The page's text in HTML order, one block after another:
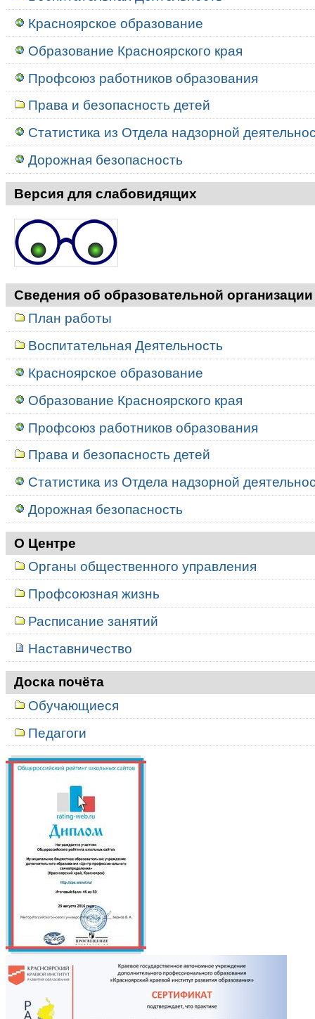
Красноярское образование
Образование Красноярского края
Профсоюз работников образования
Права и безопасность детей
Статистика из Отдела надзорной
Дорожная безопасность
Версия для слабовидящих
Сведения об образовательной организации
План работы
Воспитательная Деятельность
Красноярское образование
Образование Красноярского края
Профсоюз работников образования
Права и безопасность детей
Статистика из Отдела надзорной
Дорожная безопасность
О Центре
Органы общественного управления
Профсоюзная жизнь
Расписание занятий
Наставничество
Доска почёта
Обучающиеся
Педагоги